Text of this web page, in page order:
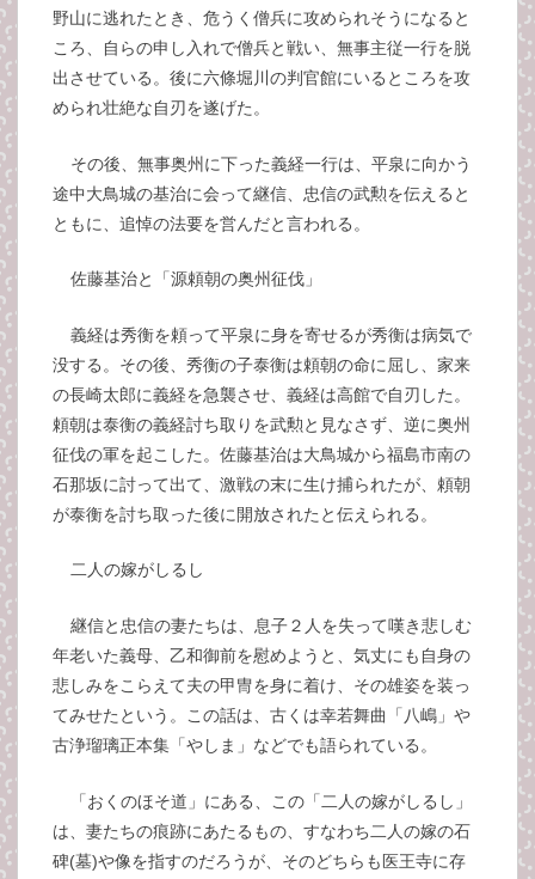
野山に逃れたとき、危うく僧兵に攻められそうになると
ころ、自らの申し入れで僧兵と戦い、無事主従一行を脱
出させている。後に六條堀川の判官館にいるところを攻
められ壮絶な自刃を遂げた。
その後、無事奥州に下った義経一行は、平泉に向かう
途中大鳥城の基治に会って継信、忠信の武勲を伝えると
ともに、追悼の法要を営んだと言われる。
佐藤基治と「源頼朝の奥州征伐」
義経は秀衡を頼って平泉に身を寄せるが秀衡は病気で
没する。その後、秀衡の子泰衡は頼朝の命に屈し、家来
の長崎太郎に義経を急襲させ、義経は高館で自刃した。
頼朝は泰衡の義経討ち取りを武勲と見なさず、逆に奥州
征伐の軍を起こした。佐藤基治は大鳥城から福島市南の
石那坂に討って出て、激戦の末に生け捕られたが、頼朝
が泰衡を討ち取った後に開放されたと伝えられる。
二人の嫁がしるし
継信と忠信の妻たちは、息子２人を失って嘆き悲しむ
年老いた義母、乙和御前を慰めようと、気丈にも自身の
悲しみをこらえて夫の甲冑を身に着け、その雄姿を装っ
てみせたという。この話は、古くは幸若舞曲「八嶋」や
古浄瑠璃正本集「やしま」などでも語られている。
「おくのほそ道」にある、この「二人の嫁がしるし」
は、妻たちの痕跡にあたるもの、すなわち二人の嫁の石
碑(墓)や像を指すのだろうが、そのどちらも医王寺に存